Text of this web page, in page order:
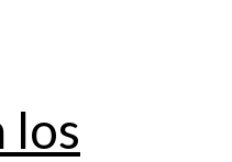
los